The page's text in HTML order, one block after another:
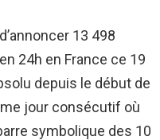
13 498
24h en France ce 19
depuis le début de
jour consécutif où
symbolique des 10